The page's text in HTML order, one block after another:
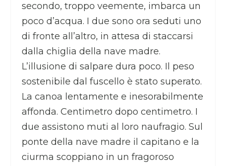
secondo, troppo veemente, imbarca un
poco d’acqua. I due sono ora seduti uno
di fronte all’altro, in attesa di staccarsi
dalla chiglia della nave madre.
L’illusione di salpare dura poco. Il peso
sostenibile dal fuscello è stato superato.
La canoa lentamente e inesorabilmente
affonda. Centimetro dopo centimetro. I
due assistono muti al loro naufragio. Sul
ponte della nave madre il capitano e la
ciurma scoppiano in un fragoroso